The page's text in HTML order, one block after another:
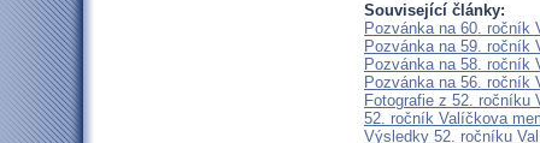
Související články:
Pozvánka na 60. ročník
Pozvánka na 59. ročník
Pozvánka na 58. ročník
Pozvánka na 56. ročník
Fotografie z 52. ročníku
52. ročník Valíčkova
Výsledky 52. ročníku